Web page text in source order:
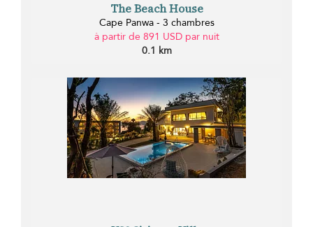
The Beach House
Cape Panwa - 3 chambres
à partir de 891 USD par nuit
0.1 km